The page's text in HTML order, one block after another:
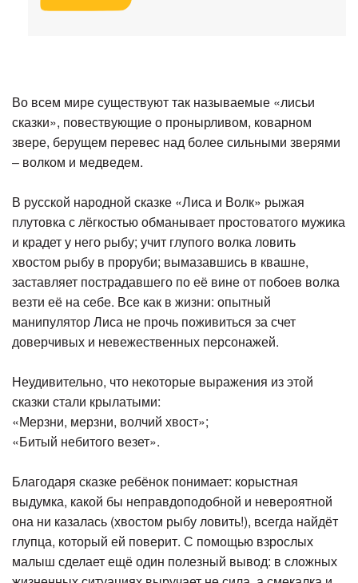
Во всем мире существуют так называемые «лисьи
сказки», повествующие о пронырливом, коварном
звере, берущем перевес над более сильными зверями
– волком и медведем.
В русской народной сказке «Лиса и Волк» рыжая
плутовка с лёгкостью обманывает простоватого мужика
и крадет у него рыбу; учит глупого волка ловить
хвостом рыбу в проруби; вымазавшись в квашне,
заставляет пострадавшего по её вине от побоев волка
везти её на себе. Все как в жизни: опытный
манипулятор Лиса не прочь поживиться за счет
доверчивых и невежественных персонажей.
Неудивительно, что некоторые выражения из этой
сказки стали крылатыми:
«Мерзни, мерзни, волчий хвост»;
«Битый небитого везет».
Благодаря сказке ребёнок понимает: корыстная
выдумка, какой бы неправдоподобной и невероятной
она ни казалась (хвостом рыбу ловить!), всегда найдёт
глупца, который ей поверит. С помощью взрослых
малыш сделает ещё один полезный вывод: в сложных